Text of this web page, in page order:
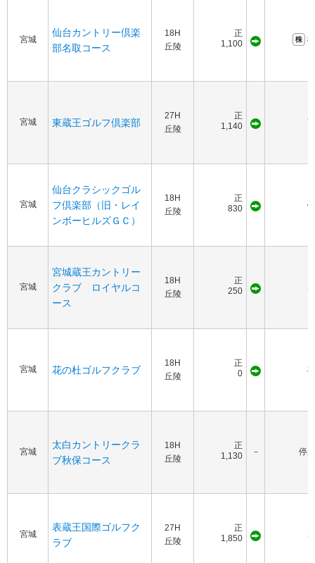
宮城
仙台カントリー倶楽
部名取コース
18H
丘陵
正
1,100
宮城 東蔵王ゴルフ倶楽部
27H
丘陵
正
1,140
宮城
仙台クラシックゴル
フ倶楽部（旧・レイ
ンボーヒルズＧＣ）
18H
丘陵
正
830
宮城
宮城蔵王カントリー
クラブ ロイヤルコ
ース
18H
丘陵
正
250
宮城 花の杜ゴルフクラブ
18H
丘陵
正
0
宮城
太白カントリークラ
ブ秋保コース
18H
丘陵
正
1,130
－ 停
宮城
表蔵王国際ゴルフク
ラブ
27H
丘陵
正
1,850